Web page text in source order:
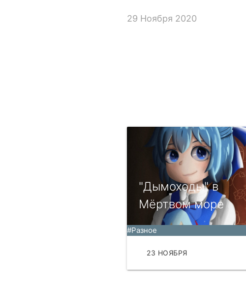
29 Ноября 2020
"Дымоходы" в
Мёртвом море
#Разное
23 НОЯБРЯ